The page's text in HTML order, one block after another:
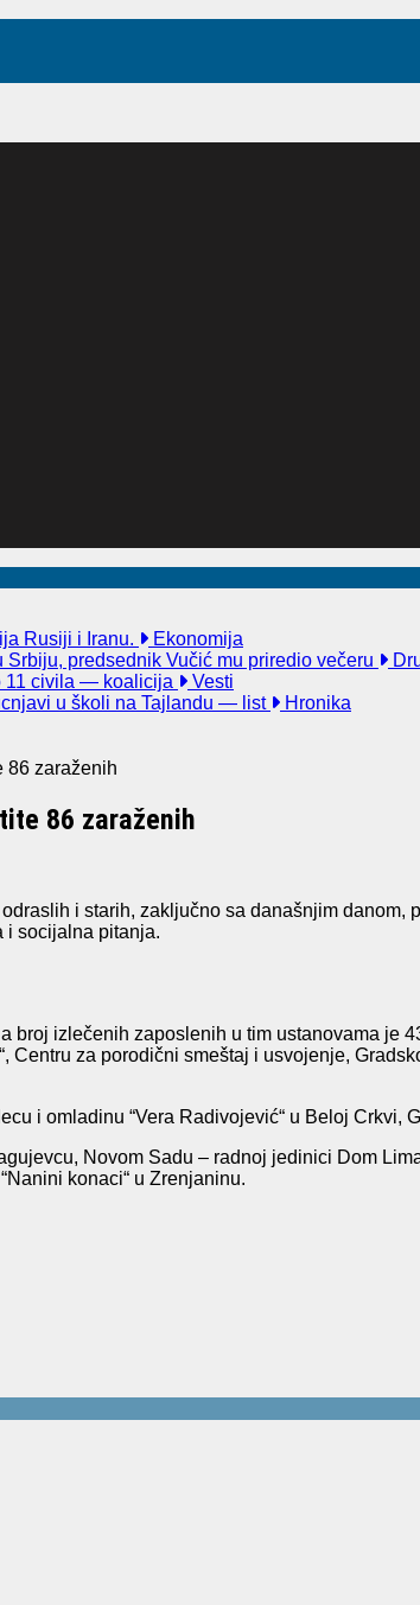
Rusiji i Iranu.
Ekonomija
predsednik Vučić mu priredio večeru
11 civila — koalicija
Vesti
u školi na Tajlandu — list
Hronika
86 zaraženih
86 zaraženih
i starih, zaključno sa današnjim
i socijalna pitanja.
broj izlečenih zaposlenih u tim ustanovama je
Centru za porodični smeštaj i usvojenje,
i omladinu “Vera Radivojević“ u Beloj
Novom Sadu – radnoj jedinici Dom
konaci“ u Zrenjaninu.